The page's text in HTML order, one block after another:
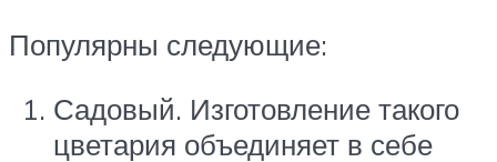
Популярны следующие:
Садовый. Изготовление такого
цветария объединяет в себе